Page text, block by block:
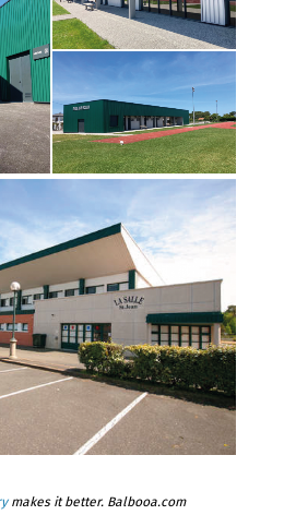
makes it better. Balbooa.com